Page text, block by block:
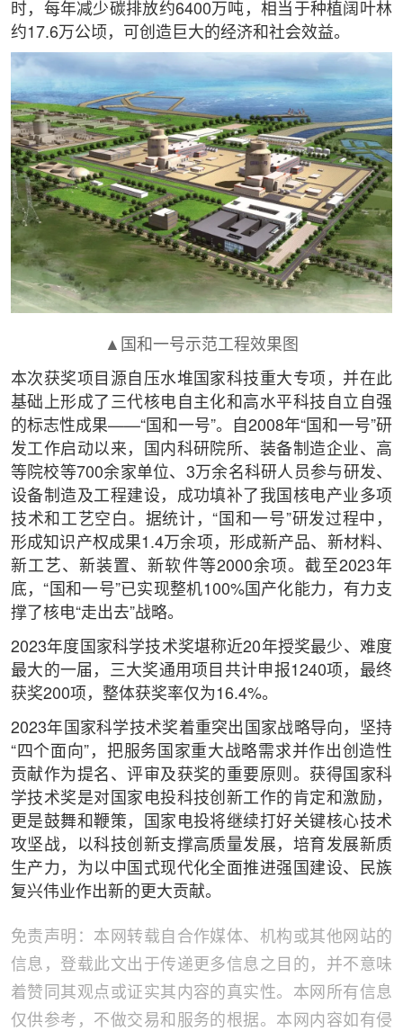
时，每年减少碳排放约6400万吨，相当于种植阔叶林
约17.6万公顷，可创造巨大的经济和社会效益。
▲国和一号示范工程效果图
本次获奖项目源自压水堆国家科技重大专项，并在此
基础上形成了三代核电自主化和高水平科技自立自强
的标志性成果——“国和一号”。自2008年“国和一号”研
发工作启动以来，国内科研院所、装备制造企业、高
等院校等700余家单位、3万余名科研人员参与研发、
设备制造及工程建设，成功填补了我国核电产业多项
技术和工艺空白。据统计，“国和一号”研发过程中，
形成知识产权成果1.4万余项，形成新产品、新材料、
新工艺、新装置、新软件等2000余项。截至2023年
底，“国和一号”已实现整机100%国产化能力，有力支
撑了核电“走出去”战略。
2023年度国家科学技术奖堪称近20年授奖最少、难度
最大的一届，三大奖通用项目共计申报1240项，最终
获奖200项，整体获奖率仅为16.4%。
2023年国家科学技术奖着重突出国家战略导向，坚持
“四个面向”，把服务国家重大战略需求并作出创造性
贡献作为提名、评审及获奖的重要原则。获得国家科
学技术奖是对国家电投科技创新工作的肯定和激励，
更是鼓舞和鞭策，国家电投将继续打好关键核心技术
攻坚战，以科技创新支撑高质量发展，培育发展新质
生产力，为以中国式现代化全面推进强国建设、民族
复兴伟业作出新的更大贡献。
免责声明：本网转载自合作媒体、机构或其他网站的
信息，登载此文出于传递更多信息之目的，并不意味
着赞同其观点或证实其内容的真实性。本网所有信息
仅供参考，不做交易和服务的根据。本网内容如有侵